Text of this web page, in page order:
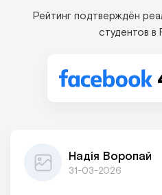
Рейтинг подтверждён
студентов в
Надія Воропай
31-03-2026